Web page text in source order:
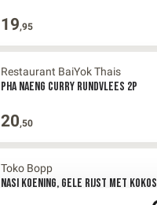
19,95
Restaurant BaiYok Thais
PHA NAENG CURRY RUNDVLEES 2P
20,50
Toko Bopp
NASI KOENING, GELE RIJST MET KOKOS